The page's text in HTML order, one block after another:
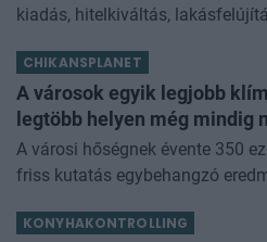
kiadás, hitelkiváltás,
mindig tévhitek alapján dön
CHIKANSPLANET
A városok egyik legjobb
legtöbb helyen még mindig
A városi hőségnek évente 350
friss kutatás egybehangzó
KONYHAKONTROLLING